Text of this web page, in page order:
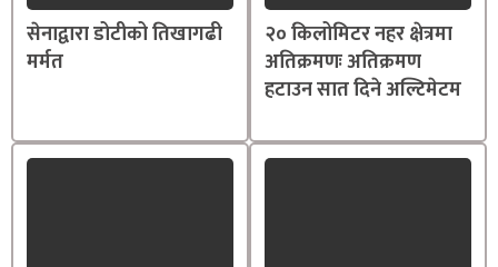
सेनाद्वारा डोटीको तिखागढी
मर्मत
२० किलोमिटर नहर क्षेत्रमा
अतिक्रमणः अतिक्रमण
हटाउन सात दिने अल्टिमेटम